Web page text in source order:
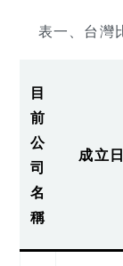
表一、台灣
目
前
公
司
名
稱
成立